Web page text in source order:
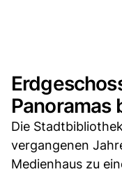
Panoramas
Die
vergangenen
Medienhaus zu